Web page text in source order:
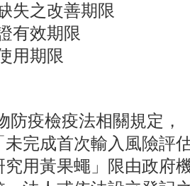
失之改善期限
有效期限
用期限
防疫檢疫法相關規定，
完成首次輸入風險評
究用黃果蠅」限由政府